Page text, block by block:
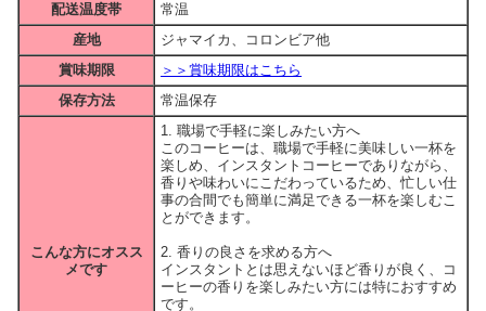
配送温度帯
常温
産地
ジャマイカ、コロンビア他
賞味期限
＞＞賞味期限はこちら
保存方法
常温保存
こんな方にオスス
メです
1. 職場で手軽に楽しみたい方へ
このコーヒーは、職場で手軽に美味しい一杯を
楽しめ、インスタントコーヒーでありながら、
香りや味わいにこだわっているため、忙しい仕
事の合間でも簡単に満足できる一杯を楽しむこ
とができます。
2. 香りの良さを求める方へ
インスタントとは思えないほど香りが良く、コ
ーヒーの香りを楽しみたい方には特におすすめ
です。